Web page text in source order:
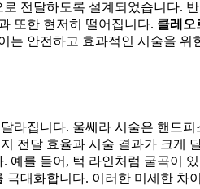
전달하도록 설계되었습니다.
또한 현저히 떨어집니다. 클레오
안전하고 효과적인 시술을 위
라집니다. 울쎄라 시술은 핸드
전달 효율과 시술 결과가 크
를 들어, 턱 라인처럼 굴곡이
대화합니다. 이러한 미세한